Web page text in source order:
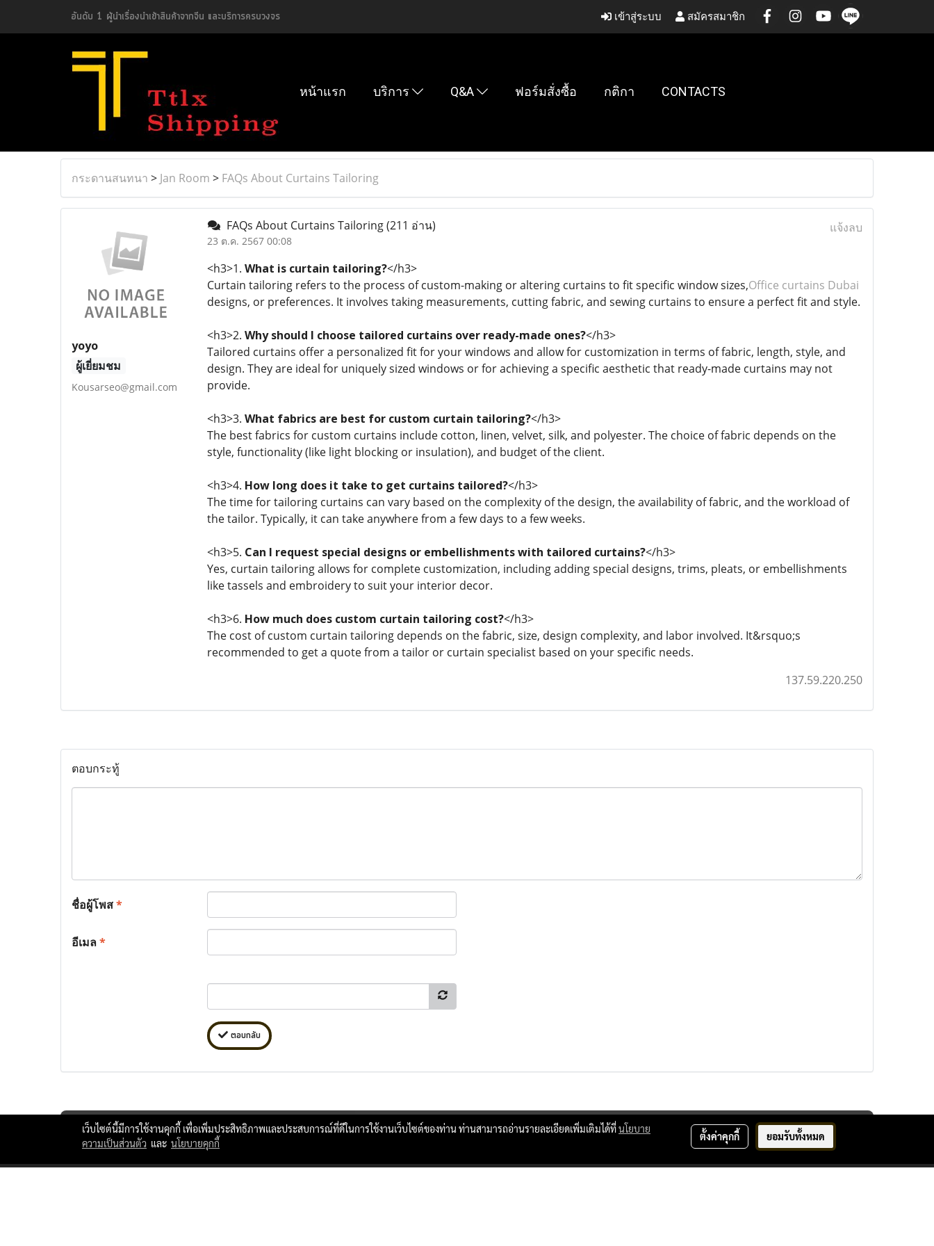
อันดับ 1 ผู้นำเรื่องนำเข้าสินค้าจากจีน และบริการครบวงจร เข้าสู่ระบบ สมัครสมาชิก
หน้าแรก บริการ Q&A ฟอร์มสั่งซื้อ กติกา CONTACTS
กระดานสนทนา > Jan Room > FAQs About Curtains Tailoring
yoyo
ผู้เยี่ยมชม
Kousarseo@gmail.com
FAQs About Curtains Tailoring(211 อ่าน)
23 ต.ค. 2567 00:08
แจ้งลบ
<h3>1. What is curtain tailoring?</h3>
Curtain tailoring refers to the process of custom-making or altering curtains to fit specific window sizes,Office curtains Dubai
designs, or preferences. It involves taking measurements, cutting fabric, and sewing curtains to ensure a perfect fit and style.
<h3>2. Why should I choose tailored curtains over ready-made ones?</h3>
Tailored curtains offer a personalized fit for your windows and allow for customization in terms of fabric, length, style, and
design. They are ideal for uniquely sized windows or for achieving a specific aesthetic that ready-made curtains may not
provide.
<h3>3. What fabrics are best for custom curtain tailoring?</h3>
The best fabrics for custom curtains include cotton, linen, velvet, silk, and polyester. The choice of fabric depends on the
style, functionality (like light blocking or insulation), and budget of the client.
<h3>4. How long does it take to get curtains tailored?</h3>
The time for tailoring curtains can vary based on the complexity of the design, the availability of fabric, and the workload of
the tailor. Typically, it can take anywhere from a few days to a few weeks.
<h3>5. Can I request special designs or embellishments with tailored curtains?</h3>
Yes, curtain tailoring allows for complete customization, including adding special designs, trims, pleats, or embellishments
like tassels and embroidery to suit your interior decor.
<h3>6. How much does custom curtain tailoring cost?</h3>
The cost of custom curtain tailoring depends on the fabric, size, design complexity, and labor involved. It&rsquo;s
recommended to get a quote from a tailor or curtain specialist based on your specific needs.
137.59.220.250
ตอบกระทู้
ชื่อผู้โพส*
อีเมล*
ตอบกลับ
เว็บไซต์นี้มีการใช้งานคุกกี้ เพื่อเพิ่มประสิทธิภาพและประสบการณ์ที่ดีในการใช้งานเว็บไซต์ของท่าน ท่านสามารถอ่านรายละเอียดเพิ่มเติมได้ที่นโยบาย
ความเป็นส่วนตัว และ นโยบายคุกกี้
ตั้งค่าคุกกี้ ยอมรับทั้งหมด